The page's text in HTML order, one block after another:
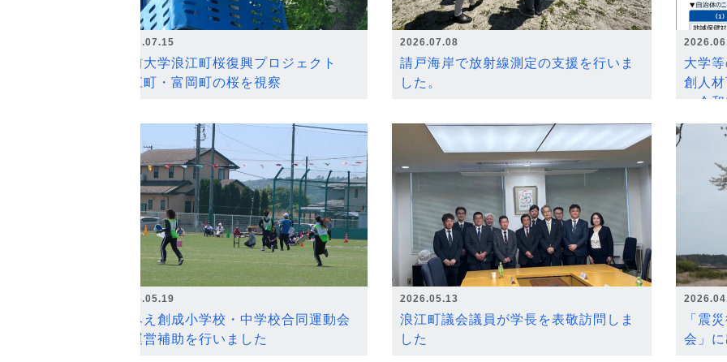
2026.07.15
弘前大学浪江町桜復興プロジェクト
浪江町・富岡町の桜を視察
2026.07.08
請戸海岸で放射線測定の支援を行いま
した。
大学
創人
～令
2026.05.19
なみえ創成小学校・中学校合同運動会
の運営補助を行いました
2026.05.13
浪江町議会議員が学長を表敬訪問しま
した
「震
会」